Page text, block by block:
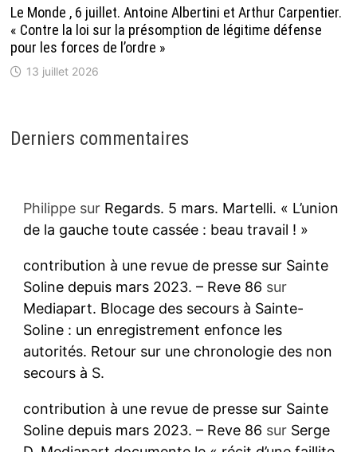
Le Monde , 6 juillet. Antoine Albertini et Arthur Carpentier.
« Contre la loi sur la présomption de légitime défense
pour les forces de l’ordre »
13 juillet 2026
Derniers commentaires
Philippesur Regards. 5 mars. Martelli. « L’union
de la gauche toute cassée : beau travail ! »
contribution à une revue de presse sur Sainte
Soline depuis mars 2023. – Reve 86 sur
Mediapart. Blocage des secours à Sainte-
Soline : un enregistrement enfonce les
autorités. Retour sur une chronologie des non
secours à S.
contribution à une revue de presse sur Sainte
Soline depuis mars 2023. – Reve 86 sur Serge